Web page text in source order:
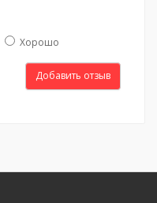
Хорошо
Добавить отзыв